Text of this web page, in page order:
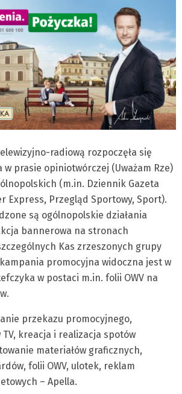
radiową rozpoczęła się
w prasie opiniotwórczej (Uważam Rze)
(m.in. Dziennik Gazeta
Express, Przegląd Sportowy, Sport).
są ogólnopolskie działania
bannerowa na stronach
Kas zrzeszonych grupy
promocyjna widoczna jest w
w postaci m.in. folii OWV na
przekazu promocyjnego,
kreacja i realizacja spotów
materiałów graficznych,
folii OWV, ulotek, reklam
– Apella.